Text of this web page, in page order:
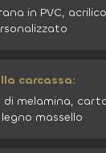
in PVC,
carcassa:
di melamina,
massello